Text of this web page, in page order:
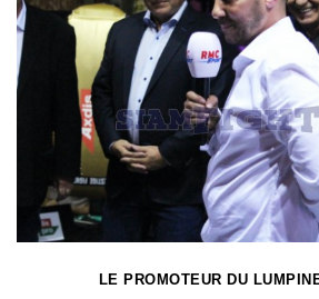
LE PROMOTEUR DU